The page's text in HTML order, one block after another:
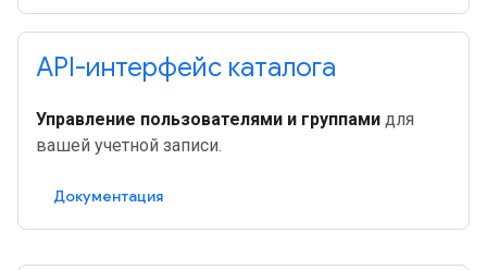
API-интерфейс каталога
Управление пользователями и группами для
вашей учетной записи.
Документация